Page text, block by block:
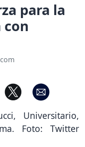
para la
con